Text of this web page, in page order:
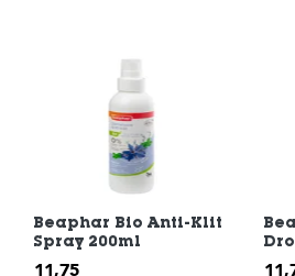
Beaphar Bio Anti-Klit
Spray 200ml
11,75